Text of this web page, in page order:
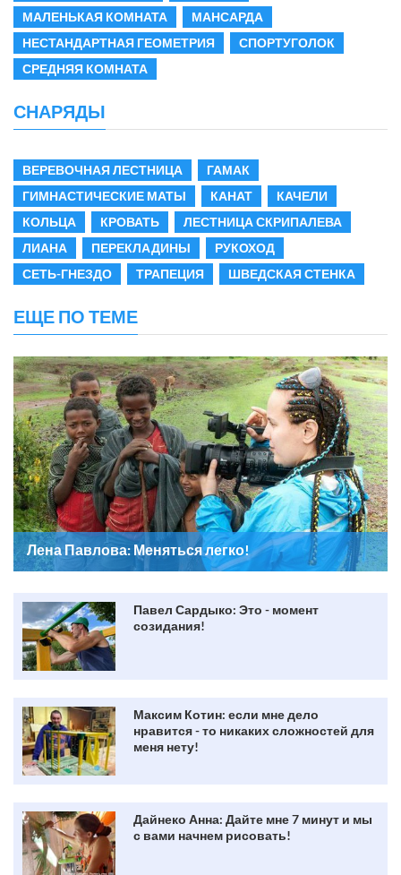
МАЛЕНЬКАЯ КОМНАТА
МАНСАРДА
НЕСТАНДАРТНАЯ ГЕОМЕТРИЯ
СПОРТУГОЛОК
СРЕДНЯЯ КОМНАТА
СНАРЯДЫ
ВЕРЕВОЧНАЯ ЛЕСТНИЦА
ГАМАК
ГИМНАСТИЧЕСКИЕ МАТЫ
КАНАТ
КАЧЕЛИ
КОЛЬЦА
КРОВАТЬ
ЛЕСТНИЦА СКРИПАЛЕВА
ЛИАНА
ПЕРЕКЛАДИНЫ
РУКОХОД
СЕТЬ-ГНЕЗДО
ТРАПЕЦИЯ ШВЕДСКАЯ СТЕНКА
ЕЩЕ ПО ТЕМЕ
Лена Павлова: Меняться легко!
Павел Сардыко: Это - момент
созидания!
Максим Котин: если мне дело
нравится - то никаких сложностей для
меня нету!
Дайнеко Анна: Дайте мне 7 минут и мы
с вами начнем рисовать!